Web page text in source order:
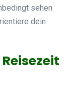
sehen
dein